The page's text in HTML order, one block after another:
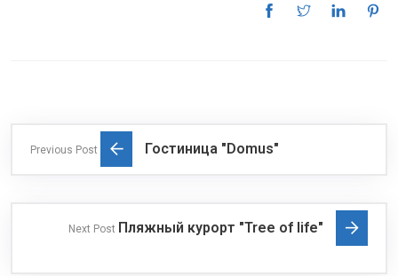
Previous Post Гостиница "Domus"
Next Post Пляжный курорт "Tree of life"